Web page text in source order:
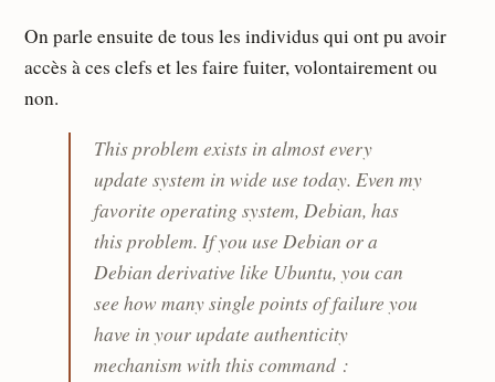
On parle ensuite de tous les individus qui ont pu avoir
accès à ces clefs et les faire fuiter, volontairement ou
non.
This problem exists in almost every
update system in wide use today. Even my
favorite operating system, Debian, has
this problem. If you use Debian or a
Debian derivative like Ubuntu, you can
see how many single points of failure you
have in your update authenticity
mechanism with this command :